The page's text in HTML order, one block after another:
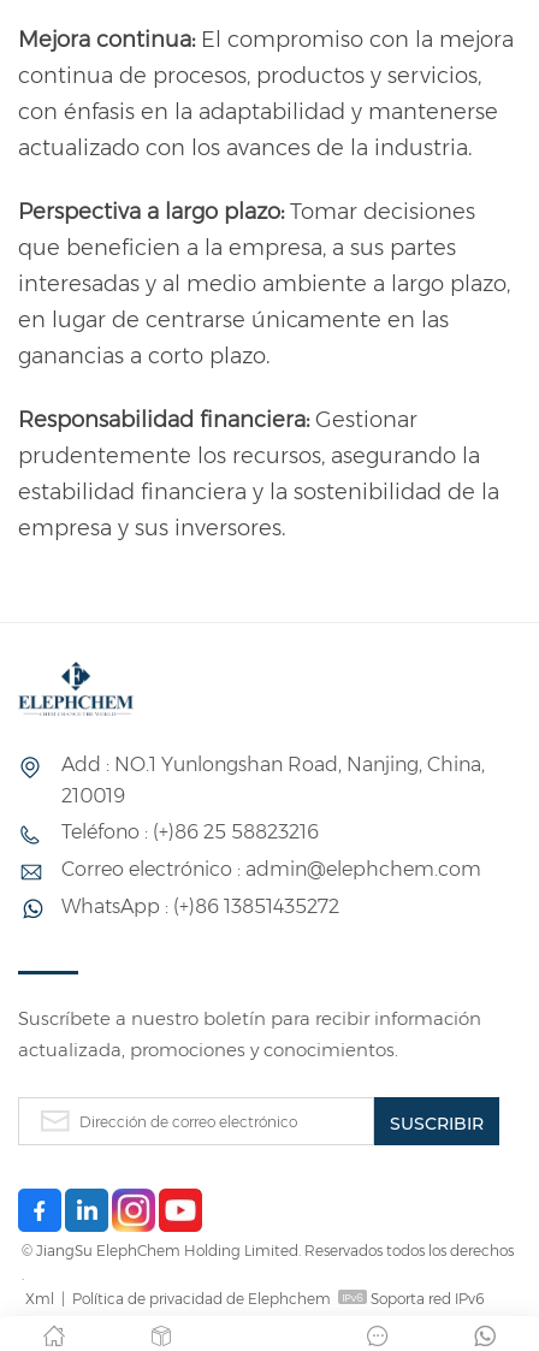
Mejora continua: El compromiso con la mejora
continua de procesos, productos y servicios,
con énfasis en la adaptabilidad y mantenerse
actualizado con los avances de la industria.
Perspectiva a largo plazo:Tomar decisiones
que beneficien a la empresa, a sus partes
interesadas y al medio ambiente a largo plazo,
en lugar de centrarse únicamente en las
ganancias a corto plazo.
Responsabilidad financiera:Gestionar
prudentemente los recursos, asegurando la
estabilidad financiera y la sostenibilidad de la
empresa y sus inversores.
Add : NO.1 Yunlongshan Road, Nanjing, China,
210019
Teléfono : (+)86 25 58823216
Correo electrónico : admin@elephchem.com
WhatsApp : (+)86 13851435272
Suscríbete a nuestro boletín para recibir información
actualizada, promociones y conocimientos.
© JiangSu ElephChem Holding Limited. Reservados todos los derechos
.
Xml
Política de privacidad de Elephchem Soporta red IPv6